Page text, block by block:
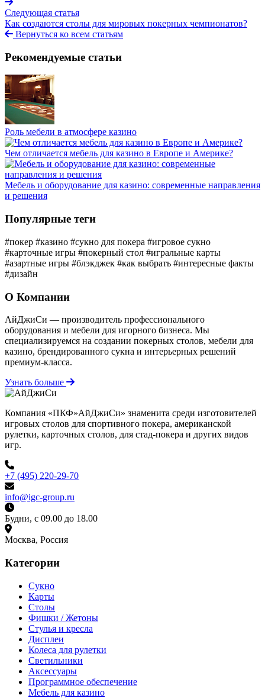
Следующая статья
Как создаются столы для мировых покерных чемпионатов?
Вернуться ко всем статьям
Рекомендуемые статьи
Роль мебели в атмосфере казино
Чем отличается мебель для казино в Европе и Америке?
Мебель и оборудование для казино: современные направления
и решения
Популярные теги
#покер #казино #сукно для покера #игровое сукно
#карточные игры #покерный стол #игральные карты
#азартные игры #блэкджек #как выбрать #интересные факты
#дизайн
О Компании
АйДжиСи — производитель профессионального
оборудования и мебели для игорного бизнеса. Мы
специализируемся на создании покерных столов, мебели для
казино, брендированного сукна и интерьерных решений
премиум-класса.
Узнать больше
Компания «ПКФ»АйДжиСи» знаменита среди изготовителей
игровых столов для спортивного покера, американской
рулетки, карточных столов, для стад-покера и других видов
игр.
+7 (495) 220-29-70
info@igc-group.ru
Будни, с 09.00 до 18.00
Москва, Россия
Категории
Сукно
Карты
Столы
Фишки / Жетоны
Стулья и кресла
Дисплеи
Колеса для рулетки
Светильники
Аксессуары
Программное обеспечение
Мебель для казино